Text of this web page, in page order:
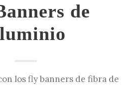
de
los fly banners de fibra de